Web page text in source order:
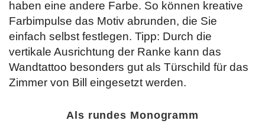
haben eine andere Farbe. So können kreative
Farbimpulse das Motiv abrunden, die Sie
einfach selbst festlegen. Tipp: Durch die
vertikale Ausrichtung der Ranke kann das
Wandtattoo besonders gut als Türschild für das
Zimmer von Bill eingesetzt werden.
Als rundes Monogramm